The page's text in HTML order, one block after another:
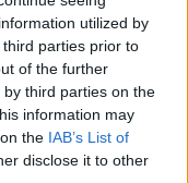
utilized by
parties prior to
of the further
third parties on the
information may
the IAB’s List of
disclose it to other